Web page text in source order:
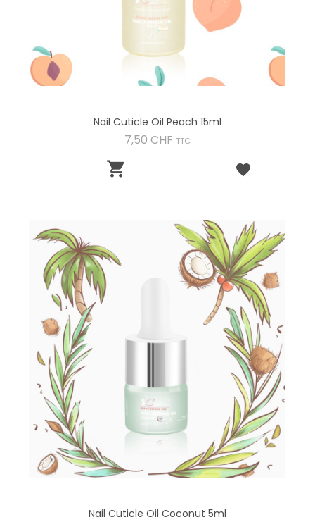
Nail Cuticle Oil Peach 15ml
7,50 CHF Preis
TTC

Nail Cuticle Oil Coconut 5ml